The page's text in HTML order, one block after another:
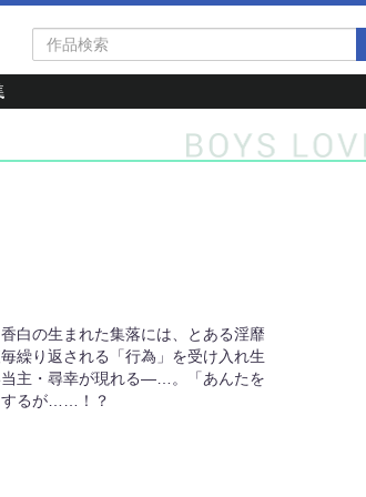
品
白の生まれた集落には、とある淫靡
繰り返される「行為」を受け入れ生
当主・尋幸が現れる―…。「あんたを
するが……！？